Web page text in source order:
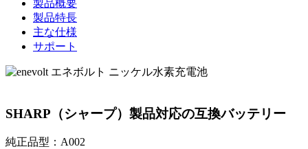
製品概要
製品特長
主な仕様
サポート
SHARP（シャープ）製品対応の互換バッテリー
純正品型：A002